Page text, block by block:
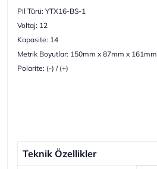
Pil Türü: YTX16-BS-1
Voltaj: 12
Kapasite: 14
Metrik Boyutlar: 150mm x 87mm x 161mm
Polarite: (-) / (+)
Teknik Özellikler